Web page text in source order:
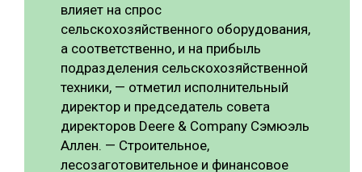
влияет на спрос
сельскохозяйственного оборудования,
а соответственно, и на прибыль
подразделения сельскохозяйственной
техники, — отметил исполнительный
директор и председатель совета
директоров Deere & Company Сэмюэль
Аллен. — Строительное,
лесозаготовительное и финансовое